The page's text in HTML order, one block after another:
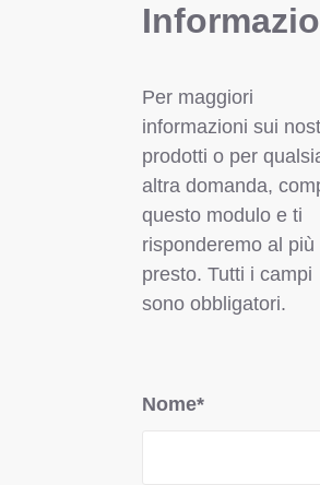
Per maggiori
informazioni sui
prodotti o per
altra domanda,
questo modulo e ti
risponderemo al più
presto. Tutti i campi
sono obbligatori.
Nome*